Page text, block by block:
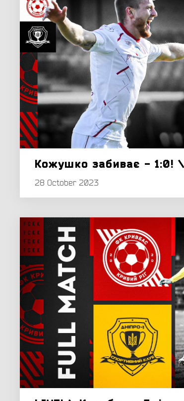
Кожушко забиває - 1:0!
28 October 2023